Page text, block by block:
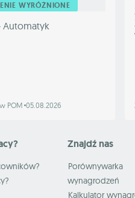
WYRÓŻNIONE
Automatyk
POM 05.08.2026
Znajdź nas
Porównywarka
wynagrodzeń
Kalkulator